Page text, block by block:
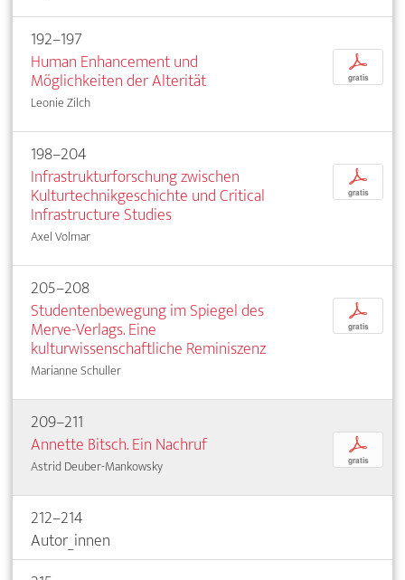
192–197
Human Enhancement und
Möglichkeiten der Alterität
Leonie Zilch
p
gratis
198–204
Infrastrukturforschung zwischen
Kulturtechnikgeschichte und Critical
Infrastructure Studies
Axel Volmar
p
gratis
205–208
Studentenbewegung im Spiegel des
Merve-Verlags. Eine
kulturwissenschaftliche Reminiszenz
Marianne Schuller
p
gratis
209–211
Annette Bitsch. Ein Nachruf
Astrid Deuber-Mankowsky
p
gratis
212–214
Autor_innen